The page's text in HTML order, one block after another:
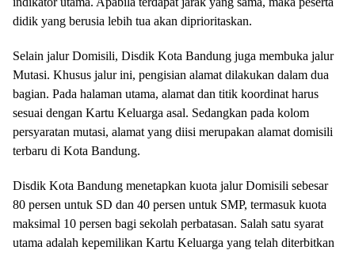
didik yang berusia lebih tua akan diprioritaskan.
Selain jalur Domisili, Disdik Kota Bandung juga membuka jalur
Mutasi. Khusus jalur ini, pengisian alamat dilakukan dalam dua
bagian. Pada halaman utama, alamat dan titik koordinat harus
sesuai dengan Kartu Keluarga asal. Sedangkan pada kolom
persyaratan mutasi, alamat yang diisi merupakan alamat domisili
terbaru di Kota Bandung.
Disdik Kota Bandung menetapkan kuota jalur Domisili sebesar
80 persen untuk SD dan 40 persen untuk SMP, termasuk kuota
maksimal 10 persen bagi sekolah perbatasan. Salah satu syarat
utama adalah kepemilikan Kartu Keluarga yang telah diterbitkan